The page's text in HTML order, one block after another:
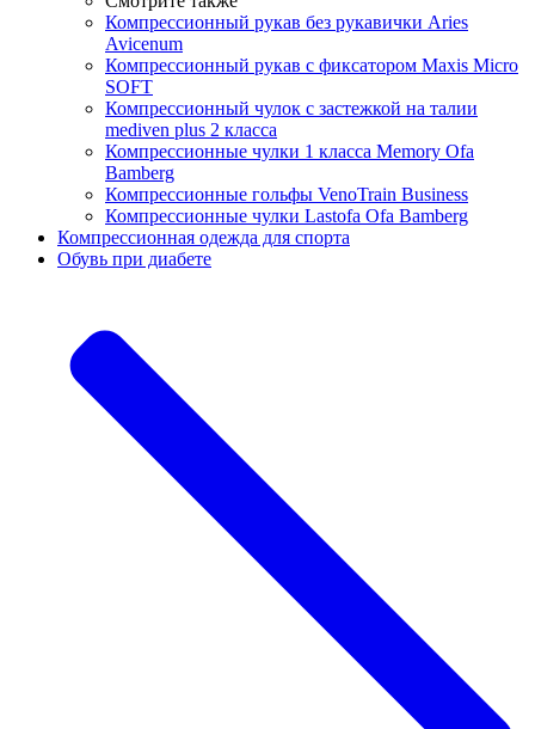
Компрессионный рукав без рукавички Aries
Avicenum
Компрессионный рукав с фиксатором Maxis Micro
SOFT
Компрессионный чулок с застежкой на талии
mediven plus 2 класса
Компрессионные чулки 1 класса Memory Ofa
Bamberg
Компрессионные гольфы VenoTrain Business
Компрессионные чулки Lastofa Ofa Bamberg
Компрессионная одежда для спорта
Обувь при диабете